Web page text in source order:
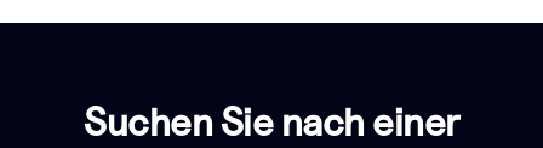
Suchen Sie nach einer